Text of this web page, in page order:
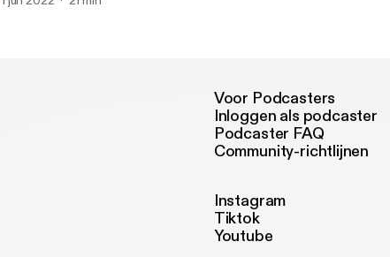
Voor Podcasters
Inloggen als podcaster
Podcaster FAQ
Community-richtlijnen
Instagram
Tiktok
Youtube